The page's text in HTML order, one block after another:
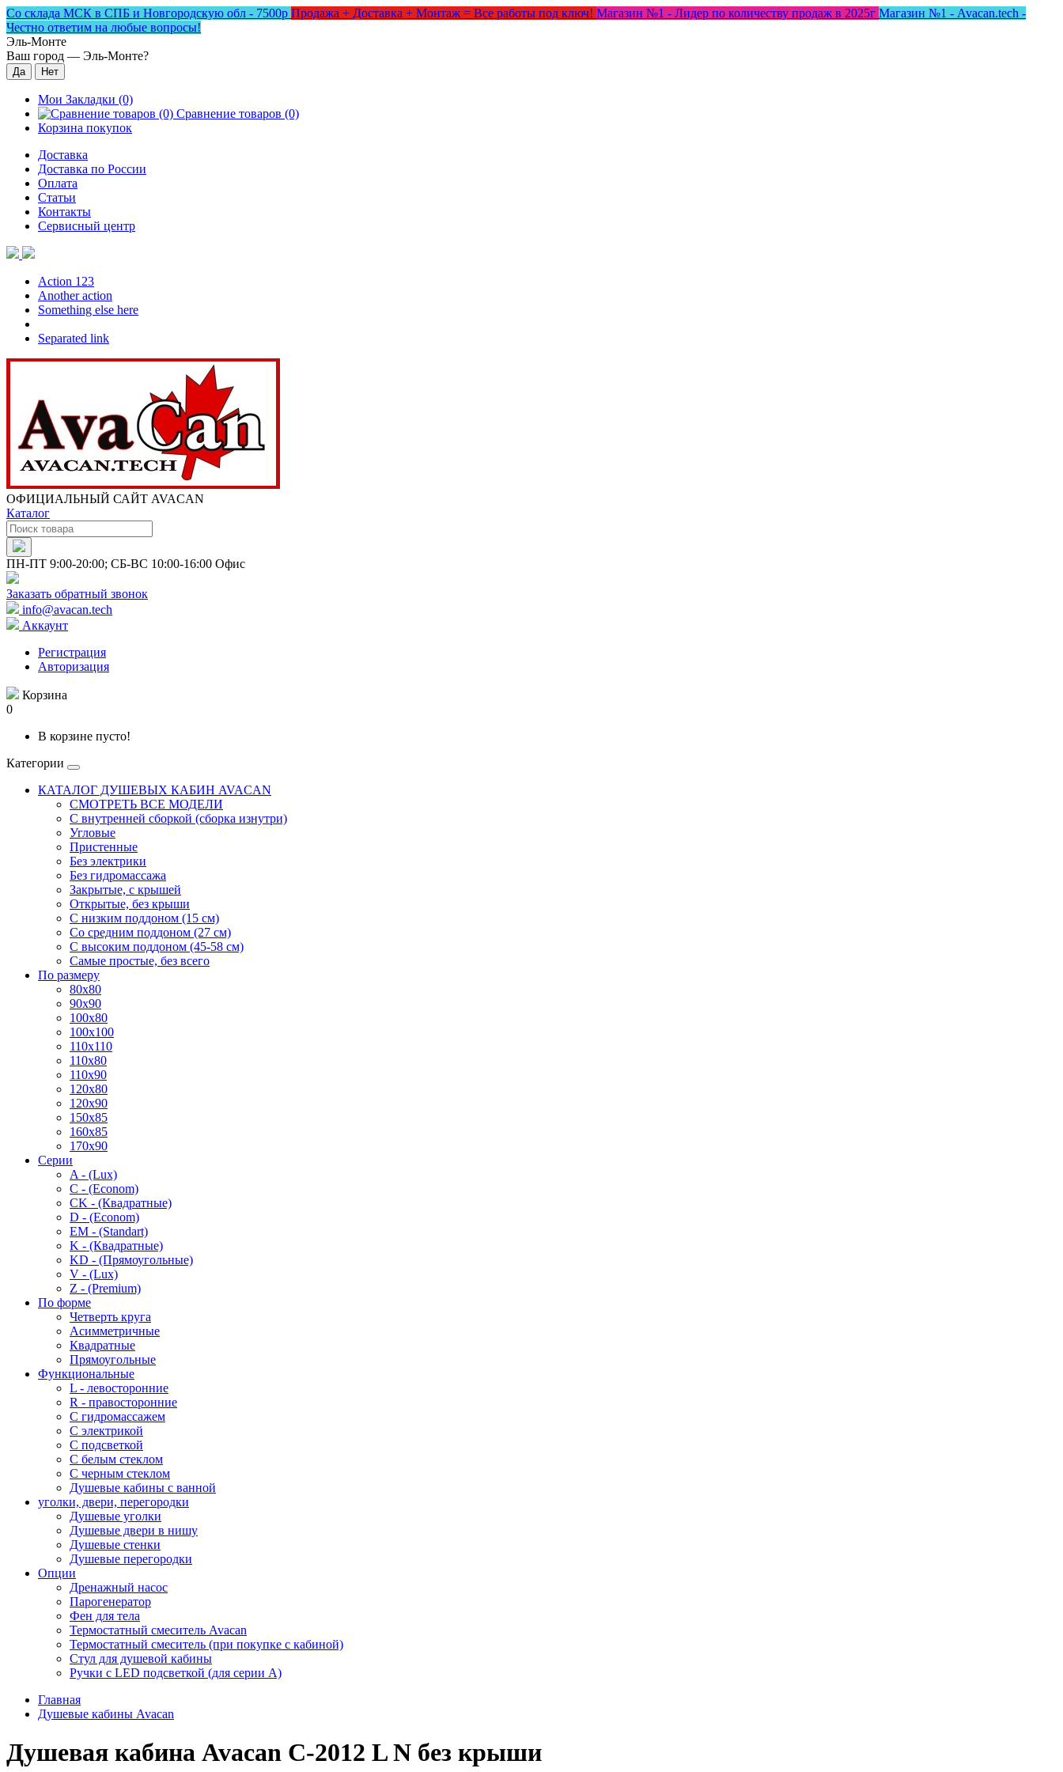
Со склада МСК в СПБ и Новгородскую обл - 7500р Продажа + Доставка + Монтаж = Все работы под ключ! Магазин №1 - Лидер по количеству продаж в 2025г Магазин №1 - Avacan.tech -
Честно ответим на любые вопросы!
Эль-Монте
Ваш город — Эль-Монте?
Мои Закладки (0)
Сравнение товаров (0)
Корзина покупок
Доставка
Доставка по России
Оплата
Статьи
Контакты
Сервисный центр
Action 123
Another action
Something else here
Separated link
ОФИЦИАЛЬНЫЙ САЙТ AVACAN
Каталог
ПН-ПТ 9:00-20:00; СБ-ВС 10:00-16:00 Офис
Заказать обратный звонок
info@avacan.tech
Аккаунт
Регистрация
Авторизация
Корзина
0
В корзине пусто!
Категории
КАТАЛОГ ДУШЕВЫХ КАБИН AVACAN
СМОТРЕТЬ ВСЕ МОДЕЛИ
С внутренней сборкой (сборка изнутри)
Угловые
Пристенные
Без электрики
Без гидромассажа
Закрытые, с крышей
Открытые, без крыши
С низким поддоном (15 см)
Со средним поддоном (27 см)
С высоким поддоном (45-58 см)
Самые простые, без всего
По размеру
80x80
90x90
100x80
100x100
110x110
110x80
110x90
120x80
120x90
150x85
160x85
170x90
Серии
A - (Lux)
C - (Econom)
CK - (Квадратные)
D - (Econom)
EM - (Standart)
K - (Квадратные)
KD - (Прямоугольные)
V - (Lux)
Z - (Premium)
По форме
Четверть круга
Асимметричные
Квадратные
Прямоугольные
Функциональные
L - левосторонние
R - правосторонние
С гидромассажем
С электрикой
С подсветкой
С белым стеклом
С черным стеклом
Душевые кабины с ванной
уголки, двери, перегородки
Душевые уголки
Душевые двери в нишу
Душевые стенки
Душевые перегородки
Опции
Дренажный насос
Парогенератор
Фен для тела
Термостатный смеситель Avacan
Термостатный смеситель (при покупке с кабиной)
Стул для душевой кабины
Ручки с LED подсветкой (для серии A)
Главная
Душевые кабины Avacan
Душевая кабина Avacan C-2012 L N без крыши